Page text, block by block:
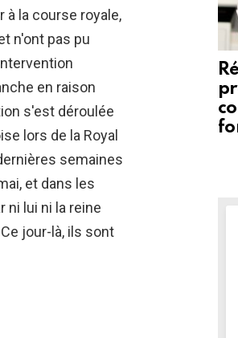
la course royale,
n'ont pas pu
en raison
s'est déroulée
lors de la Royal
semaines
et dans les
ni lui ni la reine
jour-là, ils sont